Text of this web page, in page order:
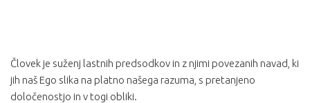
Človek je suženj lastnih predsodkov in z njimi povezanih navad, ki
jih naš Ego slika na platno našega razuma, s pretanjeno
določenostjo in v togi obliki.